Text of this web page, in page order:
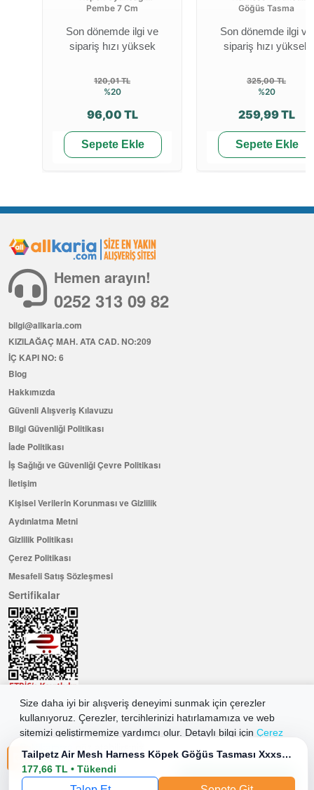
Pembe 7 Cm
Son dönemde ilgi ve
sipariş hızı yüksek
120,01 TL
%20
96,00 TL
Sepete Ekle
Göğüs Tasma
Son dönemde ilgi ve
sipariş hızı yüksek
325,00 TL
%20
259,99 TL
Sepete Ekle
Tailpetz Air Mesh Harness Köpek Göğüs Tasması Xxxsmall Pembe 20-24x24-28 Cm
177,66 TL • Tükendi
Size daha iyi bir alışveriş deneyimi sunmak için çerezler
kullanıyoruz. Çerezler, tercihlerinizi hatırlamamıza ve web
sitemizi geliştirmemize yardımcı olur. Detaylı bilgi için Çerez
Tüm Çerezleri Kabul Et
Hemen arayın!
0252 313 09 82
bilgi@allkaria.com
KIZILAĞAÇ MAH. ATA CAD. NO:209
İÇ KAPI NO: 6
Blog
Hakkımızda
Güvenli Alışveriş Kılavuzu
Bilgi Güvenliği Politikası
İade Politikası
İş Sağlığı ve Güvenliği Çevre Politikası
İletişim
Kişisel Verilerin Korunması ve Gizlilik
Aydınlatma Metni
Gizlilik Politikası
Çerez Politikası
Mesafeli Satış Sözleşmesi
Sertifikalar
Hemen Üye Olun ...ve 100 ₺ değerinde indirim kuponu kazanın
Üye Ol
2026 Allkaria Elektronik Tic. A.Ş. Her Hakkı Saklıdır.